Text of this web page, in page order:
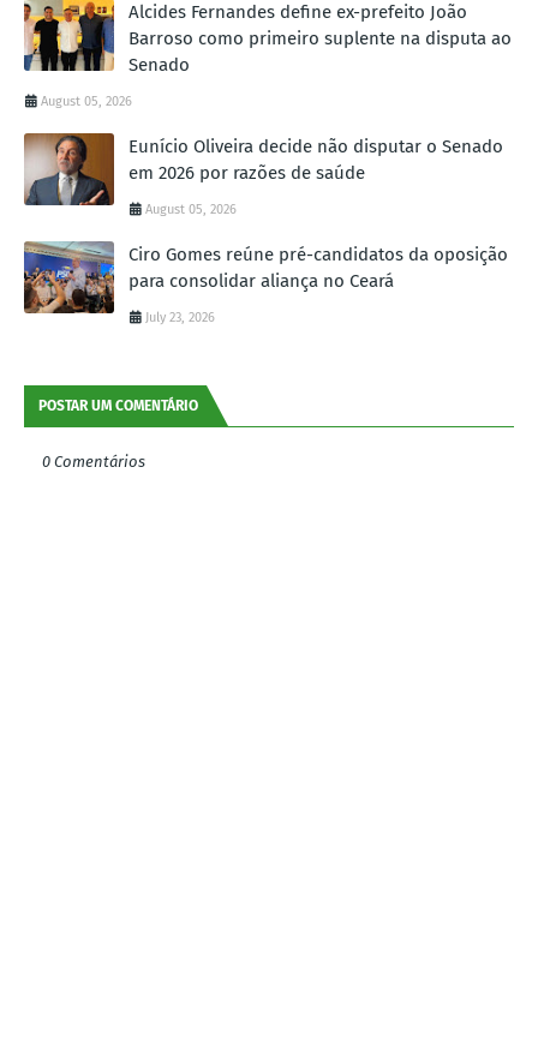
Alcides Fernandes define ex-prefeito João
Barroso como primeiro suplente na disputa ao
Senado
August 05, 2026
Eunício Oliveira decide não disputar o Senado
em 2026 por razões de saúde
August 05, 2026
Ciro Gomes reúne pré-candidatos da oposição
para consolidar aliança no Ceará
July 23, 2026
POSTAR UM COMENTÁRIO
0 Comentários